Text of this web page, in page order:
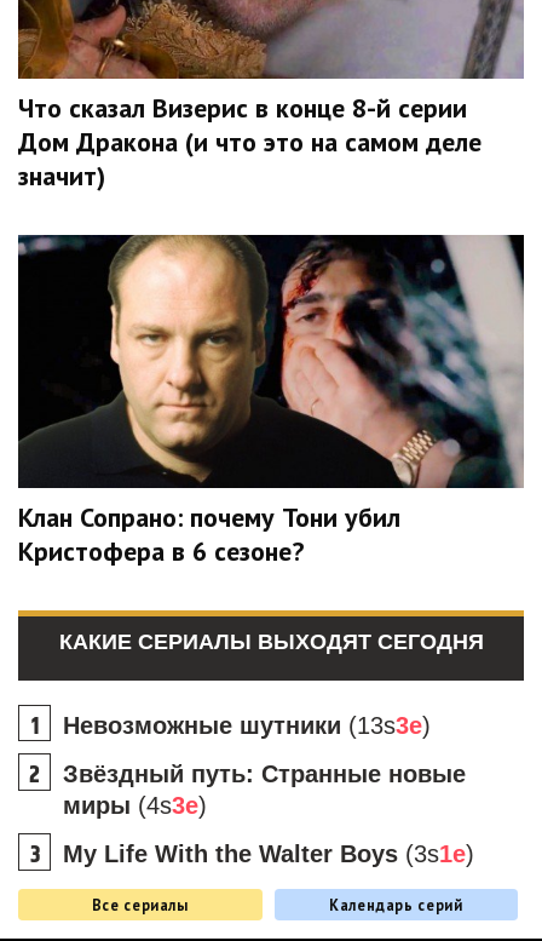
Что сказал Визерис в конце 8-й серии
Дом Дракона (и что это на самом деле
значит)
Клан Сопрано: почему Тони убил
Кристофера в 6 сезоне?
КАКИЕ СЕРИАЛЫ ВЫХОДЯТ СЕГОДНЯ
Невозможные шутники (13s3e)
Звёздный путь: Странные новые
миры (4s3e)
My Life With the Walter Boys (3s1e)
Все сериалы Календарь серий